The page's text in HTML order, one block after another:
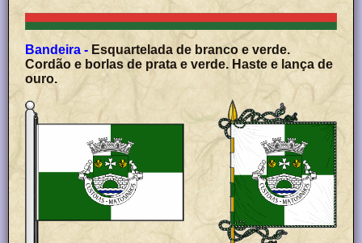
Bandeira - Esquartelada de branco e verde.
Cordão e borlas de prata e verde. Haste e lança de
ouro.